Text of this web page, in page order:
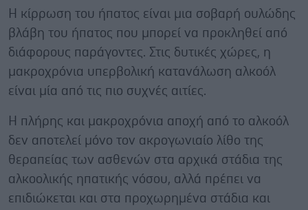
Η κίρρωση του ήπατος είναι μια σοβαρή ουλώδης
βλάβη του ήπατος που μπορεί να προκληθεί από
διάφορους παράγοντες. Στις δυτικές χώρες, η
μακροχρόνια υπερβολική κατανάλωση αλκοόλ
είναι μία από τις πιο συχνές αιτίες.
Η πλήρης και μακροχρόνια αποχή από το αλκοόλ
δεν αποτελεί μόνο τον ακρογωνιαίο λίθο της
θεραπείας των ασθενών στα αρχικά στάδια της
αλκοολικής ηπατικής νόσου, αλλά πρέπει να
επιδιώκεται και στα προχωρημένα στάδια και